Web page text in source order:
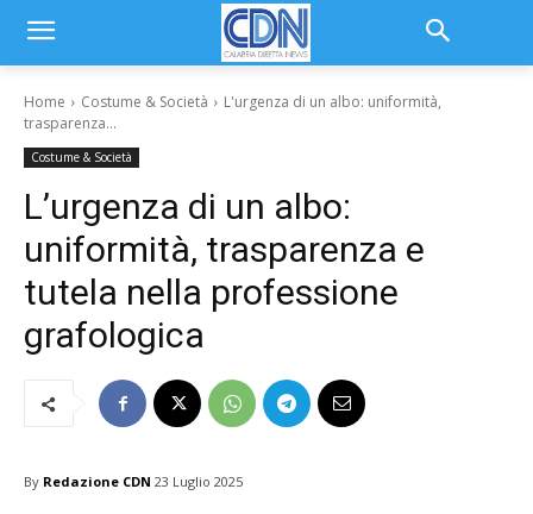
Home Costume & Società
L'urgenza di un albo: uniformità,
trasparenza...
Costume & Società
L’urgenza di un albo:
uniformità, trasparenza e
tutela nella professione
grafologica
By Redazione CDN 23 Luglio 2025